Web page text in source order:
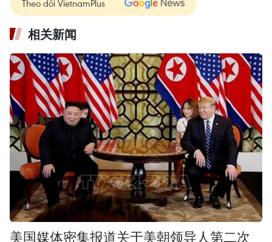
Theo dõi VietnamPlus
相关新闻
美国媒体密集报道关于美朝领导人第二次